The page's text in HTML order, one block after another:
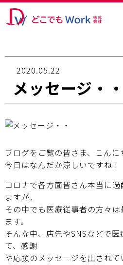
2020.05.22
メッセージ・・
ブログをご覧の皆さま、こんに
今日はなんだか涼しいですね！
コロナで各方面皆さん本当に
ますが、
その中でも医療従事者の方々
ます。
そんな中、店先やSNSなどで
て、感謝
や応援のメッセージを出されて